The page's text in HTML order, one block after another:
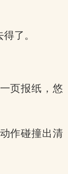
了。
页报纸，悠
作碰撞出清